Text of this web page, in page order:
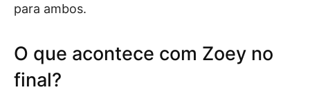
para ambos.
O que acontece com Zoey no
final?